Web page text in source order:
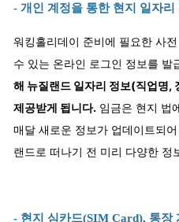
- 개인 계정을 통한 현지 일자리
워킹홀리데이 준비에 필요한 사
수 있는 온라인 로그인 정보를 발
해 뉴질랜드 일자리 정보(직업명,
제공받게 됩니다. 임금은 현지 법
매달 새로운 정보가 업데이트되
랜드로 떠나기 전 미리 다양한 정
- 현지 심카드(SIM Card), 통장